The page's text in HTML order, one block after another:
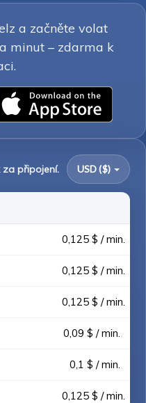
a začněte volat
minut – zdarma k
připojení. USD ($)
0,125 $ / min.
0,125 $ / min.
0,125 $ / min.
0,09 $ / min.
0,1 $ / min.
0,125 $ / min.